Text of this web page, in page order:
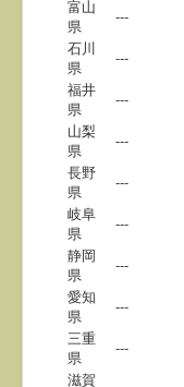
富山
県
---
石川
県
---
福井
県
---
山梨
県
---
長野
県
---
岐阜
県
---
静岡
県
---
愛知
県
---
三重
県
---
滋賀